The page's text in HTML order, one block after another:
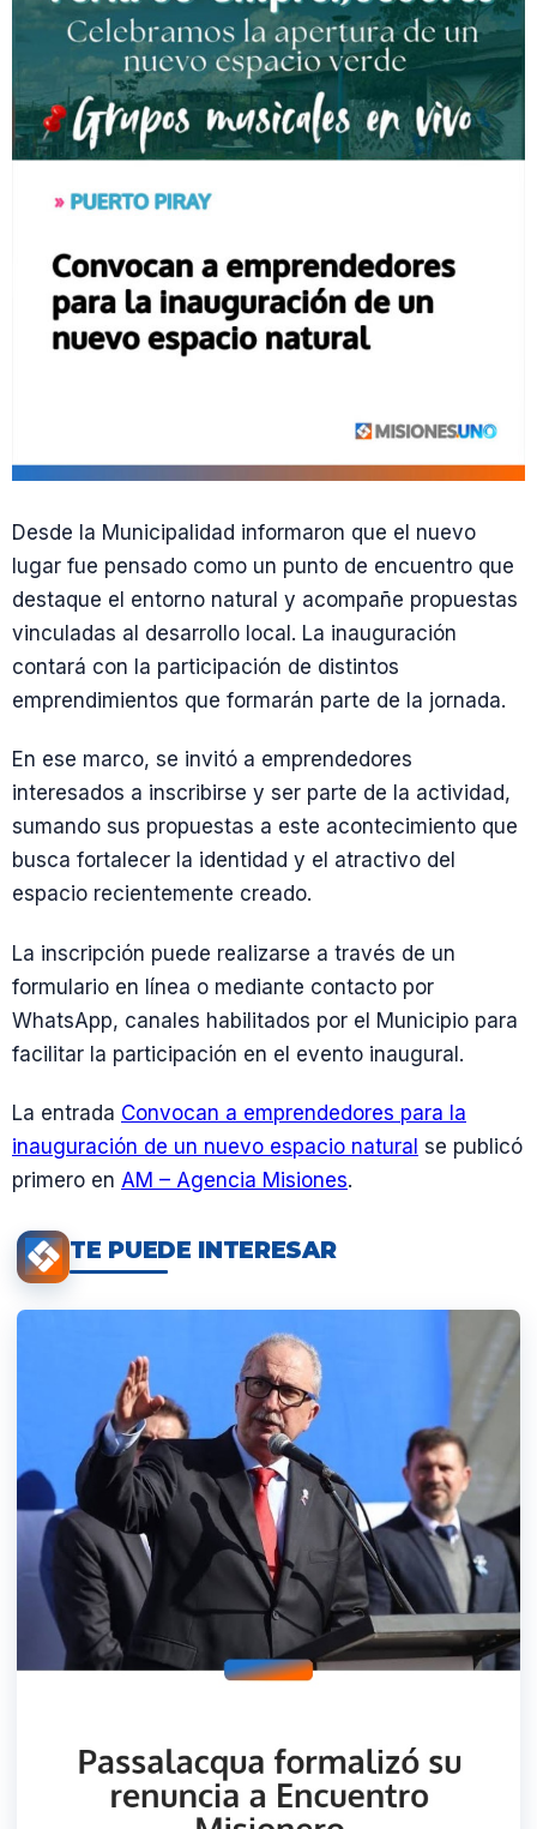
Desde la Municipalidad informaron que el nuevo
lugar fue pensado como un punto de encuentro que
destaque el entorno natural y acompañe propuestas
vinculadas al desarrollo local. La inauguración
contará con la participación de distintos
emprendimientos que formarán parte de la jornada.
En ese marco, se invitó a emprendedores
interesados a inscribirse y ser parte de la actividad,
sumando sus propuestas a este acontecimiento que
busca fortalecer la identidad y el atractivo del
espacio recientemente creado.
La inscripción puede realizarse a través de un
formulario en línea o mediante contacto por
WhatsApp, canales habilitados por el Municipio para
facilitar la participación en el evento inaugural.
La entrada Convocan a emprendedores para la
inauguración de un nuevo espacio natural se publicó
primero en AM – Agencia Misiones.
TE PUEDE INTERESAR